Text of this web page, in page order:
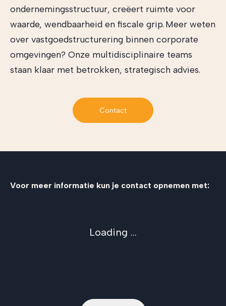
ondernemingsstructuur, creëert ruimte voor
waarde, wendbaarheid en fiscale grip. Meer weten
over vastgoedstructurering binnen corporate
omgevingen? Onze multidisciplinaire teams
staan klaar met betrokken, strategisch advies.
Contact
Voor meer informatie kun je contact opnemen met:
Loading ...